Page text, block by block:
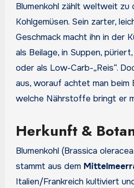
Blumenkohl zählt weltweit zu
Kohlgemüsen. Sein zarter,
Geschmack macht ihn in der
als Beilage, in Suppen, püriert,
oder als Low-Carb-„Reis“.
aus, worauf achtet man beim
welche Nährstoffe bringt er
Herkunft &
Blumenkohl (Brassica
stammt aus dem
Italien/Frankreich kultiviert